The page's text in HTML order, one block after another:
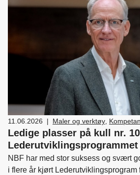
nullvisjonen ikke svekkes.
11.06.2026 | Maler og verktøy
Medlemskap og fordeler
,
Skade/lakk,Bilsalg,
servicemarkedsdrift
Verksted, vedlikehold og
Ledige plasser på kull nr.
Lederutviklingsprogrammet
NBF har med stor suksess og svært
i flere år kjørt Lederutviklingsprogram